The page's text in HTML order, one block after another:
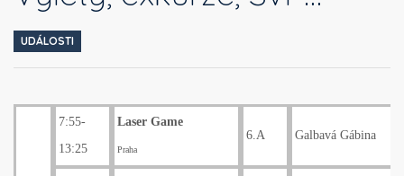
UDÁLOSTI
7:55-
13:25
Laser Game
Praha
6.A Galbavá Gábina